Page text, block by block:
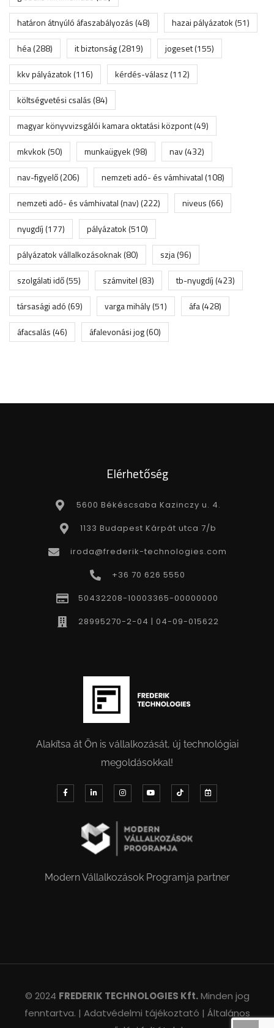
határon átnyúló áfaszabályozás(48) hazai pályázatok(51)
héa(288) it biztonság(2819) jogeset(155)
kkv pályázatok(116) kérdés-válasz(112)
költségvetési csalás(84)
magyar könyvvizsgálói kamara oktatási központ(49)
mkvkok(50) munkaügyek(98) nav(432)
nav-figyelő(206) nemzeti adó- és vámhivatal(108)
nemzeti adó- és vámhivatal (nav)(222) niveus(66)
nyugdíj(177) pályázatok(510)
pályázatok vállalkozásoknak(80) szja(96)
szolgálati idő(55) számvitel(83) tb-nyugdíj(423)
társasági adó(69) varga mihály(51) áfa(428)
áfacsalás(46) áfalevonási jog(60)
Elérhetőség
5600 Békéscsaba Kazinczy u. 4.
1133 Budapest Kárpát utca 7/b
iroda@frederik-technologies.com
+36 70 626 5550
50432208-10003365-00000000
28995270-2-04 | 04-09-015622
Alakítsa át Ön is vállalkozását, új technológiai
megoldásokkal!
Modern Vállalkozások Programja partner
© 2024 FREDERIK TECHNOLOGIES Kft.Minden jog
fenntartva. | Adatvédelmi tájékoztató | Általános